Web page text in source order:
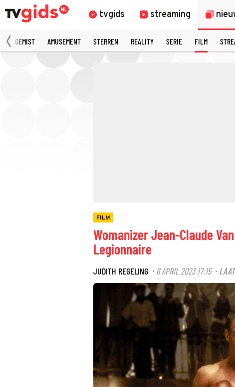
tvgids streaming
GEMIST AMUSEMENT STERREN REALITY SERIE FILM
FILM
Womanizer Jean-Claude
Legionnaire
JUDITH REGELING · 6 APRIL 2023 17:15·